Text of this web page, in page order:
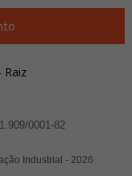
Raiz
0001-82
Industrial -2026